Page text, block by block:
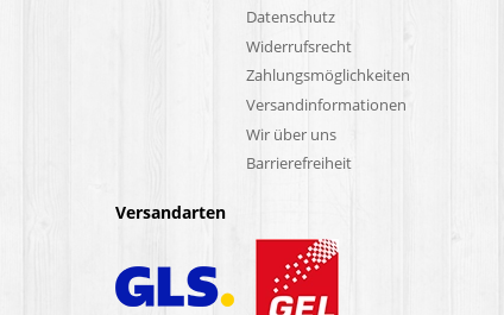
Datenschutz
Widerrufsrecht
Zahlungsmöglichkeiten
Versandinformationen
Wir über uns
Barrierefreiheit
Versandarten